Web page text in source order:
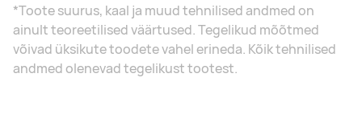
*Toote suurus, kaal ja muud tehnilised andmed on
ainult teoreetilised väärtused. Tegelikud mõõtmed
võivad üksikute toodete vahel erineda. Kõik tehnilised
andmed olenevad tegelikust tootest.